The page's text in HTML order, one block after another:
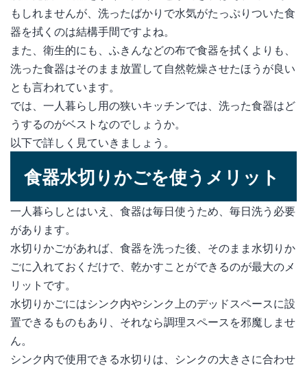
もしれませんが、洗ったばかりで水気がたっぷりついた食
器を拭くのは結構手間ですよね。
また、衛生的にも、ふきんなどの布で食器を拭くよりも、
洗った食器はそのまま放置して自然乾燥させたほうが良い
とも言われています。
では、一人暮らし用の狭いキッチンでは、洗った食器はど
うするのがベストなのでしょうか。
以下で詳しく見ていきましょう。
食器水切りかごを使うメリット
一人暮らしとはいえ、食器は毎日使うため、毎日洗う必要
があります。
水切りかごがあれば、食器を洗った後、そのまま水切りか
ごに入れておくだけで、乾かすことができるのが最大のメ
リットです。
水切りかごにはシンク内やシンク上のデッドスペースに設
置できるものもあり、それなら調理スペースを邪魔しませ
ん。
シンク内で使用できる水切りは、シンクの大きさに合わせ